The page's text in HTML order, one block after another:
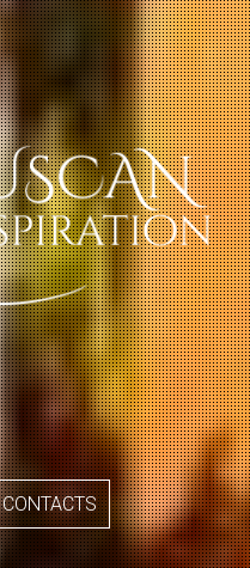
CONTACTS